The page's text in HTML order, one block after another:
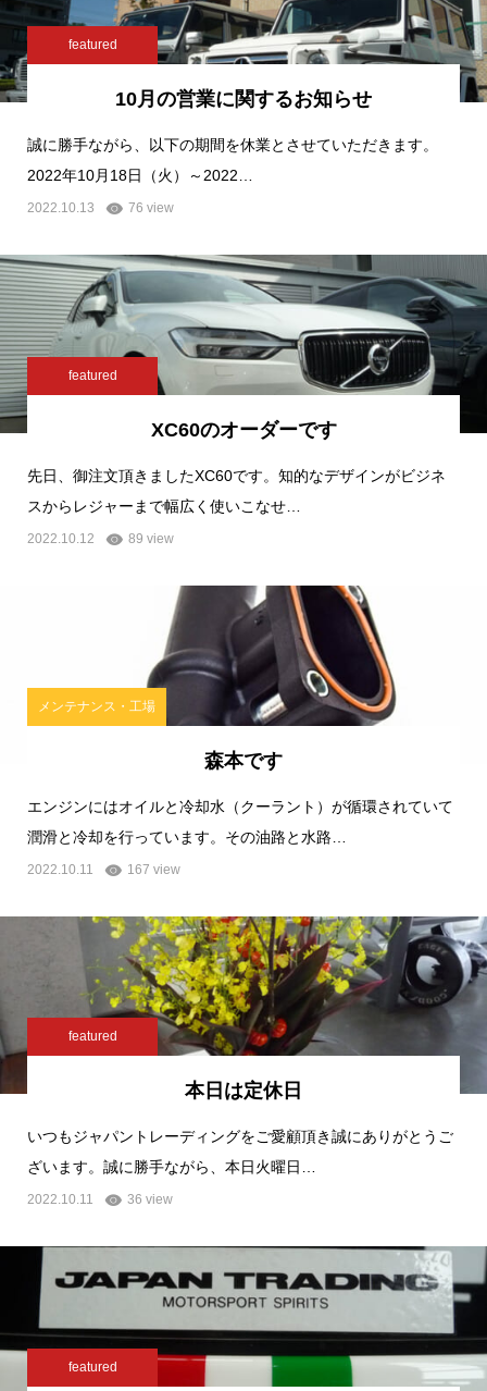
featured
10月の営業に関するお知らせ
誠に勝手ながら、以下の期間を休業とさせていただきます。
2022年10月18日（火）～2022…
2022.10.13 76 view
featured
XC60のオーダーです
先日、御注文頂きましたXC60です。知的なデザインがビジネ
スからレジャーまで幅広く使いこなせ…
2022.10.12 89 view
メンテナンス・工場
森本です
エンジンにはオイルと冷却水（クーラント）が循環されていて
潤滑と冷却を行っています。その油路と水路…
2022.10.11 167 view
featured
本日は定休日
いつもジャパントレーディングをご愛顧頂き誠にありがとうご
ざいます。誠に勝手ながら、本日火曜日…
2022.10.11 36 view
featured